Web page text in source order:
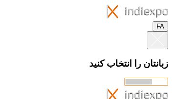
FA
زبانتان را انتخاب کنید